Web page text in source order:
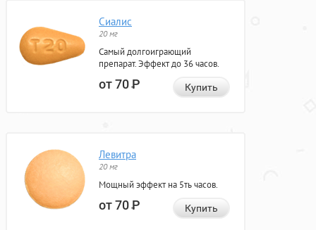
Сиалис
20 мг
Самый долгоиграющий
препарат. Эффект до 36 часов.
от 70Р Купить
Левитра
20 мг
Мощный эффект на 5ть часов.
от 70Р Купить